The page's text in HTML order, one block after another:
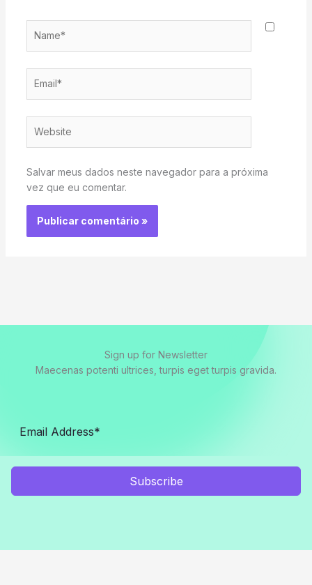
Salvar meus dados neste navegador para a próxima
vez que eu comentar.
Sign up for Newsletter
Maecenas potenti ultrices, turpis eget turpis gravida.
Subscribe